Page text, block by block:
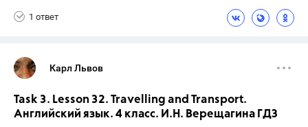
1 ответ
Карл Львов
Task 3. Lesson 32. Travelling and Transport.
Английский язык. 4 класс. И.Н. Верещагина ГДЗ